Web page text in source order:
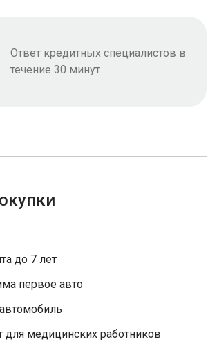
Ответ кредитных специалистов в
течение 30 минут
до 7 лет
первое авто
для медицинских работников